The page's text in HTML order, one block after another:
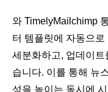
와 TimelyMailchimp
터 템플릿에 자동으로
세분화하고, 업데이
습니다. 이를 통해 뉴
성을 높이는 동시에